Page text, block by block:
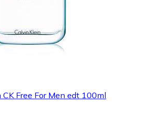
Free For Men edt 100ml